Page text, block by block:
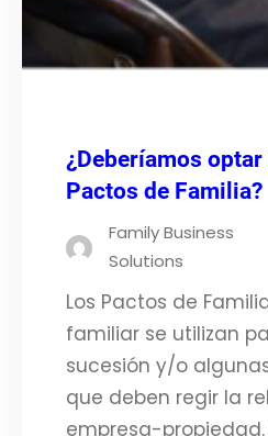
¿Deberíamos
Pactos de Familia?
Family Business
Solutions
Los Pactos de
familiar se utilizan
sucesión y/o
que deben regir la
empresa-